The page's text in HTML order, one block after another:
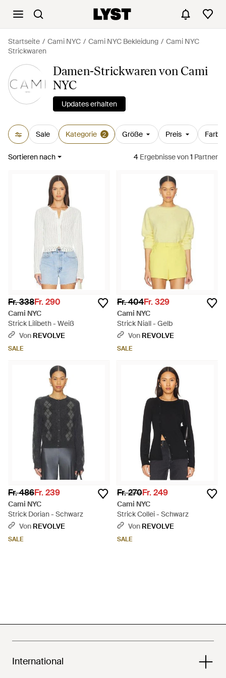
Startseite Cami NYC Cami NYC Bekleidung
Cami NYC
Strickwaren
Damen-Strickwaren von Cami
NYC
Updates erhalten
Sale Kategorie 2 Größe Preis Farbe
Sortieren nach 4 Ergebnissevon1 Partner
Fr. 338Fr. 290
Cami NYC
Strick Lilibeth - Weiß
Von REVOLVE
SALE
Fr. 404Fr. 329
Cami NYC
Strick Niall - Gelb
Von REVOLVE
SALE
Fr. 486Fr. 239
Cami NYC
Strick Dorian - Schwarz
Von REVOLVE
SALE
Fr. 270Fr. 249
Cami NYC
Strick Collei - Schwarz
Von REVOLVE
SALE
International